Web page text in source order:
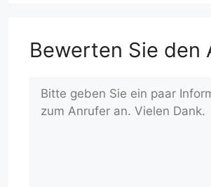
Bewerten Sie den